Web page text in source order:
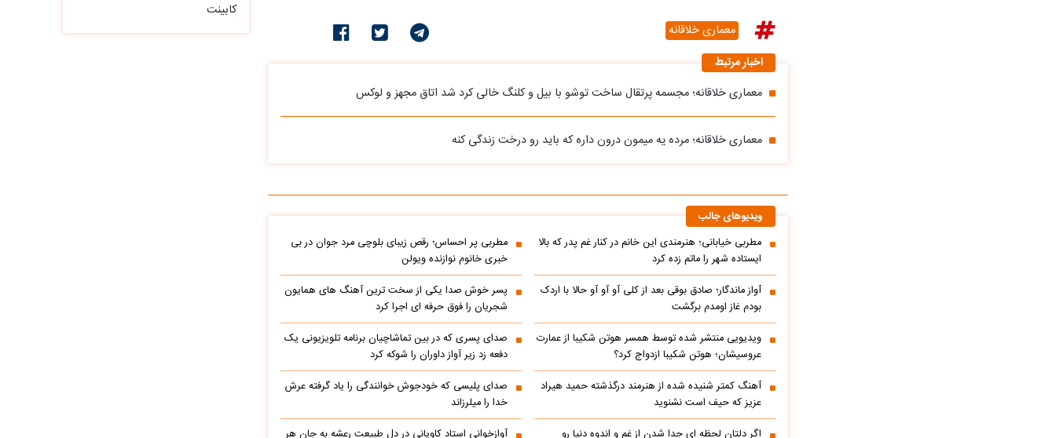
معماری خلاقانه
اخبار مرتبط
معماری خلاقانه؛ مجسمه پرتقال ساخت توشو با بیل و کلنگ خالی کرد شد اتاق مجهز و لوکس
معماری خلاقانه؛ مرده یه میمون درون داره که باید رو درخت زندگی کنه
ویدیوهای جالب
مطربی خیابانی؛ هنرمندی این خانم در کنار غم پدر که بالا
ایستاده شهر را ماتم زده کرد
مطربی پر احساس؛ رقص زیبای بلوچی مرد جوان در بی
خبری خانوم نوازنده ویولن
آواز ماندگار؛ صادق بوقی بعد از کلی آو آو آو حالا با اردک
بودم غاز اومدم برگشت
پسر خوش صدا یکی از سخت ترین آهنگ های همایون
شجریان را فوق حرفه ای اجرا کرد
ویدیویی منتشر شده توسط همسر هوتن شکیبا از عمارت
عروسیشان؛ هوتن شکیبا ازدواج کرد؟
صدای پسری که در بین تماشاچیان برنامه تلویزیونی یک
دفعه زد زیر آواز داوران را شوکه کرد
آهنگ کمتر شنیده شده از هنرمند درگذشته حمید هیراد
عزیز که حیف است نشنوید
صدای پلیسی که خودجوش خوانندگی را یاد گرفته عرش
خدا را میلرزاند
اگر دلتان لحظه ای جدا شدن از غم و اندوه دنیا رو
آوازخوانی استاد کاویانی در دل طبیعت رعشه به جان هر
کابینت